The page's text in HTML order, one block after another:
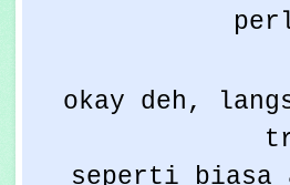
okay deh,
seperti biasa